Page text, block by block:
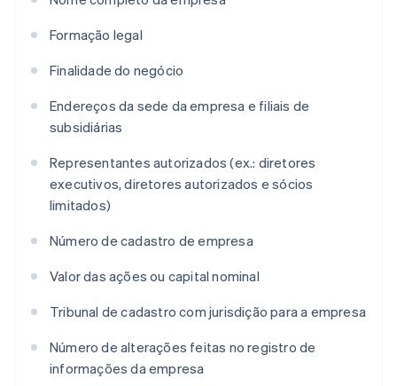
Formação legal
Finalidade do negócio
Endereços da sede da empresa e filiais de
subsidiárias
Representantes autorizados (ex.: diretores
executivos, diretores autorizados e sócios
limitados)
Número de cadastro de empresa
Valor das ações ou capital nominal
Tribunal de cadastro com jurisdição para a empresa
Número de alterações feitas no registro de
informações da empresa